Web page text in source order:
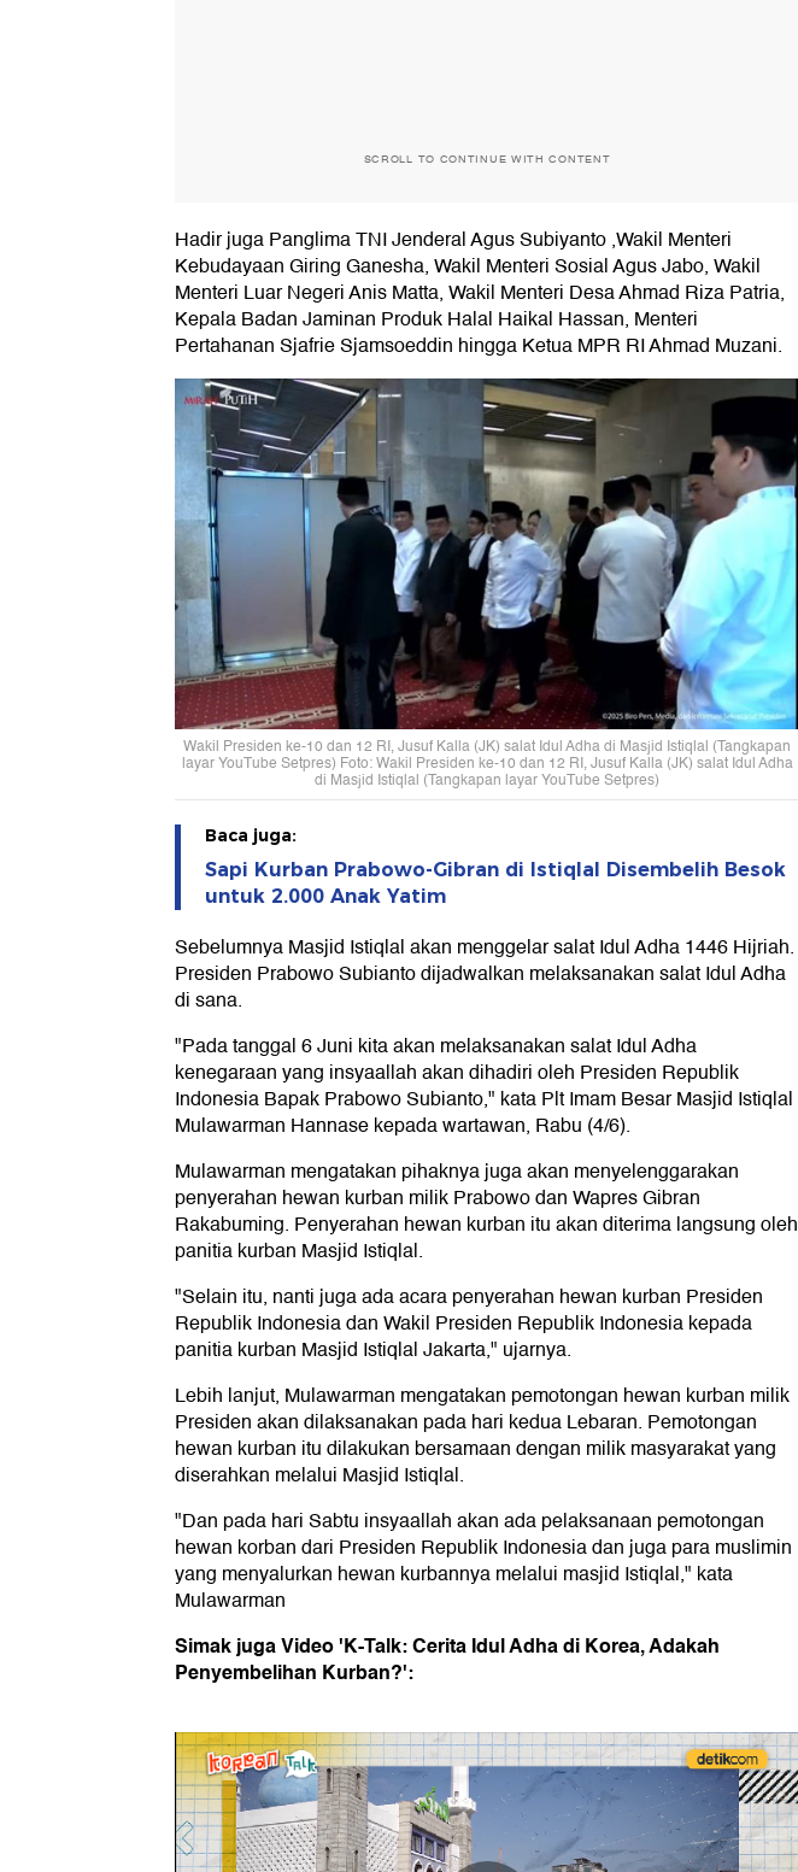
SCROLL TO CONTINUE WITH CONTENT
Hadir juga Panglima TNI Jenderal Agus Subiyanto ,Wakil Menteri
Kebudayaan Giring Ganesha, Wakil Menteri Sosial Agus Jabo, Wakil
Menteri Luar Negeri Anis Matta, Wakil Menteri Desa Ahmad Riza Patria,
Kepala Badan Jaminan Produk Halal Haikal Hassan, Menteri
Pertahanan Sjafrie Sjamsoeddin hingga Ketua MPR RI Ahmad Muzani.
Wakil Presiden ke-10 dan 12 RI, Jusuf Kalla (JK) salat Idul Adha di Masjid Istiqlal (Tangkapan
layar YouTube Setpres) Foto: Wakil Presiden ke-10 dan 12 RI, Jusuf Kalla (JK) salat Idul Adha
di Masjid Istiqlal (Tangkapan layar YouTube Setpres)
Baca juga:
Sapi Kurban Prabowo-Gibran di Istiqlal Disembelih Besok
untuk 2.000 Anak Yatim
Sebelumnya Masjid Istiqlal akan menggelar salat Idul Adha 1446 Hijriah.
Presiden Prabowo Subianto dijadwalkan melaksanakan salat Idul Adha
di sana.
"Pada tanggal 6 Juni kita akan melaksanakan salat Idul Adha
kenegaraan yang insyaallah akan dihadiri oleh Presiden Republik
Indonesia Bapak Prabowo Subianto," kata Plt Imam Besar Masjid Istiqlal
Mulawarman Hannase kepada wartawan, Rabu (4/6).
Mulawarman mengatakan pihaknya juga akan menyelenggarakan
penyerahan hewan kurban milik Prabowo dan Wapres Gibran
Rakabuming. Penyerahan hewan kurban itu akan diterima langsung oleh
panitia kurban Masjid Istiqlal.
"Selain itu, nanti juga ada acara penyerahan hewan kurban Presiden
Republik Indonesia dan Wakil Presiden Republik Indonesia kepada
panitia kurban Masjid Istiqlal Jakarta," ujarnya.
Lebih lanjut, Mulawarman mengatakan pemotongan hewan kurban milik
Presiden akan dilaksanakan pada hari kedua Lebaran. Pemotongan
hewan kurban itu dilakukan bersamaan dengan milik masyarakat yang
diserahkan melalui Masjid Istiqlal.
"Dan pada hari Sabtu insyaallah akan ada pelaksanaan pemotongan
hewan korban dari Presiden Republik Indonesia dan juga para muslimin
yang menyalurkan hewan kurbannya melalui masjid Istiqlal," kata
Mulawarman
Simak juga Video 'K-Talk: Cerita Idul Adha di Korea, Adakah
Penyembelihan Kurban?':